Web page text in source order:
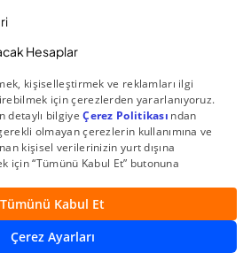
Hesaplar
Menkul Değerler AŞ. Tüm Hakları